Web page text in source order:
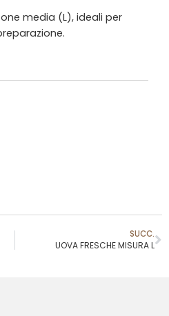
media (L), ideali per
SUCC.
UOVA FRESCHE MISURA L